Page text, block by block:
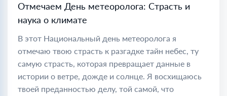
Отмечаем День метеоролога: Страсть и
наука о климате
В этот Национальный день метеоролога я
отмечаю твою страсть к разгадке тайн небес, ту
самую страсть, которая превращает данные в
истории о ветре, дожде и солнце. Я восхищаюсь
твоей преданностью делу, той самой, что